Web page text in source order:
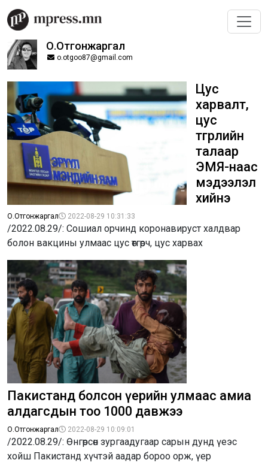
О.Отгонжаргал
o.otgoo87@gmail.com
Цус
харвалт,
цус
өтгөрлийн
талаар
ЭМЯ-наас
мэдээлэл
хийнэ
О.Отгонжаргал 2022-08-29 10:31:33
/2022.08.29/: Сошиал орчинд коронавируст халдвар
болон вакцины улмаас цус өтгөрч, цус харвах
Пакистанд болсон үерийн улмаас амиа
алдагсдын тоо 1000 давжээ
О.Отгонжаргал 2022-08-29 10:09:01
/2022.08.29/: Өнгөрсөн зургаадугаар сарын дунд үеэс
хойш Пакистанд хүчтэй аадар бороо орж, үер